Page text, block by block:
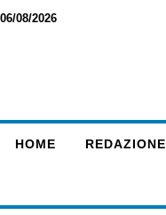
06/08/2026
HOME REDAZIONE